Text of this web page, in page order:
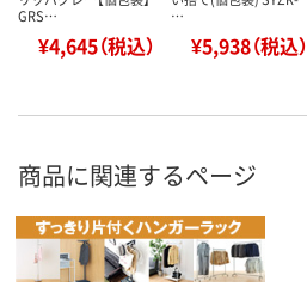
GRS…
¥4,645（税込）
…
¥5,938（税込）
商品に関連するページ